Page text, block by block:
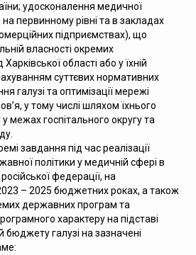
удосконалення медичної
первинному рівні та в закладах
підприємствах), що
власності окремих
області або у їхній
суттєвих нормативних
галузі та оптимізації мережі
у тому числі шляхом їхнього
межах госпітального округу та
завдання під час реалізації
політики у медичній сфері в
федерації, на
– 2025 бюджетних роках, а також
державних програм та
характеру на підставі
галузі на зазначені